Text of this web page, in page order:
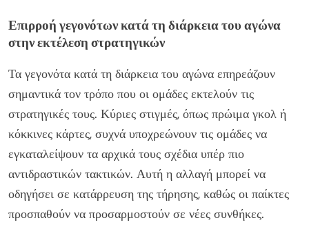
Επιρροή γεγονότων κατά τη διάρκεια του αγώνα
στην εκτέλεση στρατηγικών
Τα γεγονότα κατά τη διάρκεια του αγώνα επηρεάζουν
σημαντικά τον τρόπο που οι ομάδες εκτελούν τις
στρατηγικές τους. Κύριες στιγμές, όπως πρώιμα γκολ ή
κόκκινες κάρτες, συχνά υποχρεώνουν τις ομάδες να
εγκαταλείψουν τα αρχικά τους σχέδια υπέρ πιο
αντιδραστικών τακτικών. Αυτή η αλλαγή μπορεί να
οδηγήσει σε κατάρρευση της τήρησης, καθώς οι παίκτες
προσπαθούν να προσαρμοστούν σε νέες συνθήκες.